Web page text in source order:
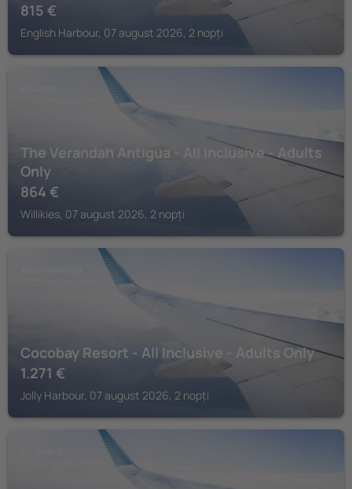
815 €
English Harbour, 07 august 2026, 2 nopți
The Verandah Antigua - All Inclusive - Adults
Only
864 €
Willikies, 07 august 2026, 2 nopți
Cocobay Resort - All Inclusive - Adults Only
1.271 €
Jolly Harbour, 07 august 2026, 2 nopți